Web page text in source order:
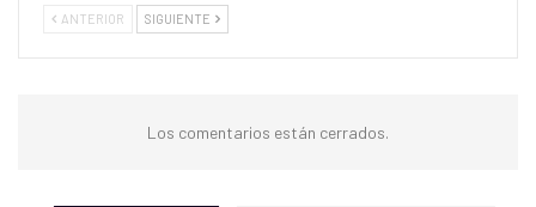
ANTERIOR SIGUIENTE
Los comentarios están cerrados.